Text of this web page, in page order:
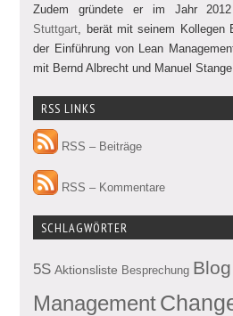
Zudem gründete er im Jahr
Stuttgart , berät mit seinem Kollegen
der Einführung von Lean
mit Bernd Albrecht und Manuel
RSS LINKS
RSS – Beiträge
RSS – Kommentare
SCHLAGWÖRTER
5S Aktionsliste Besprechung Blog
Management